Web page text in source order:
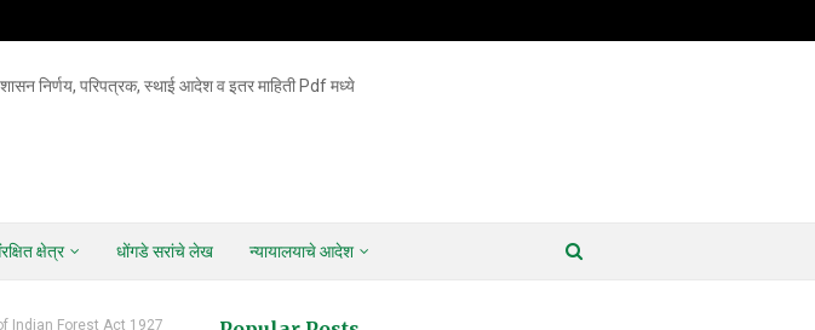
निर्णय, परिपत्रक, स्थाई आदेश व इतर माहिती Pdf मध्ये
क्षेत्र धोंगडे सरांचे लेख न्यायालयाचे आदेश
Indian Forest Act 1927